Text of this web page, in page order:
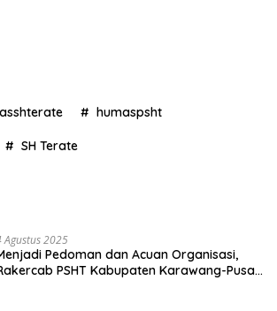
humaspsht
SH Terate
Agustus 2025
Pedoman dan Acuan Organisasi,
PSHT Kabupaten Karawang-Pusat